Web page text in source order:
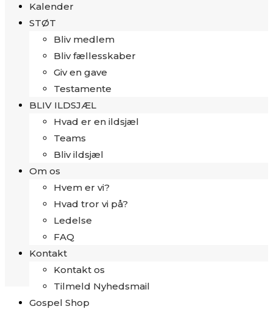
Kalender
STØT
Bliv medlem
Bliv fællesskaber
Giv en gave
Testamente
BLIV ILDSJÆL
Hvad er en ildsjæl
Teams
Bliv ildsjæl
Om os
Hvem er vi?
Hvad tror vi på?
Ledelse
FAQ
Kontakt
Kontakt os
Tilmeld Nyhedsmail
Gospel Shop